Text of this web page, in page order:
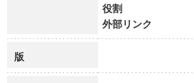
役割
外部リンク
版